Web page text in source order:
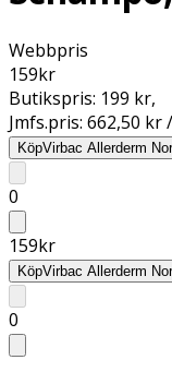
Webbpris
159kr
Butikspris: 199 kr,
Jmfs.pris: 662,50 kr
KöpVirbac Allerderm
0
159kr
KöpVirbac Allerderm
0